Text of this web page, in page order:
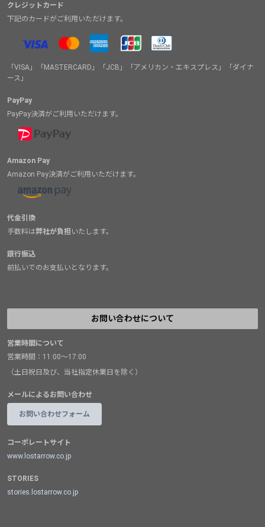
クレジットカード
下記のカードがご利用いただけます。
「VISA」「MASTERCARD」「JCB」「アメリカン・エキスプレス」「ダイナ
ース」
PayPay
PayPay決済がご利用いただけます。
Amazon Pay
Amazon Pay決済がご利用いただけます。
代金引換
手数料は弊社が負担いたします。
銀行振込
前払いでのお支払いとなります。
お問い合わせについて
営業時間について
営業時間：11:00～17:00
（土日祝日及び、当社指定休業日を除く）
メールによるお問い合わせ
お問い合わせフォーム
コーポレートサイト
www.lostarrow.co.jp
STORIES
stories.lostarrow.co.jp